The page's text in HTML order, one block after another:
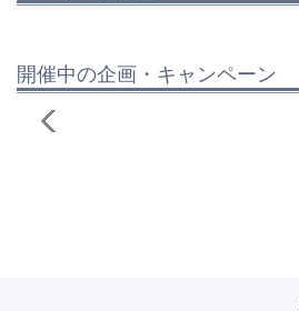
開催中の企画・キャンペーン